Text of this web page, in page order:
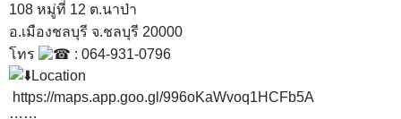
108 หมู่ที่ 12 ต.นาป่า
อ.เมืองชลบุรี จ.ชลบุรี 20000
โทร
: 064-931-0796
Location
https://maps.app.goo.gl/996oKaWvoq1HCFb5A
……